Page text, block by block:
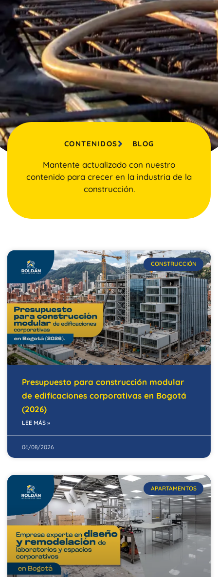
CONTENIDOS BLOG
Mantente actualizado con nuestro
contenido para crecer en la industria de la
construcción.
CONSTRUCCIÓN
Presupuesto para construcción modular
de edificaciones corporativas en Bogotá
(2026)
LEE MÁS »
06/08/2026
APARTAMENTOS